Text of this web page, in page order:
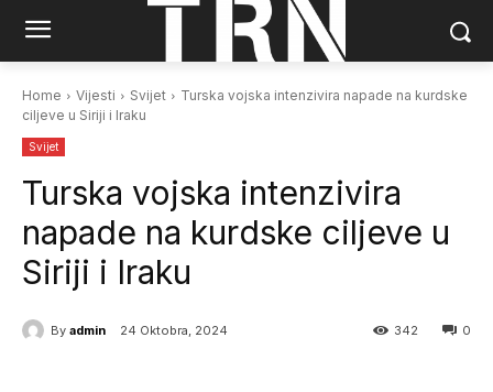
Home Vijesti Svijet
Turska vojska intenzivira napade na kurdske
ciljeve u Siriji i Iraku
Svijet
Turska vojska intenzivira
napade na kurdske ciljeve u
Siriji i Iraku
By admin 24 Oktobra, 2024 0
342